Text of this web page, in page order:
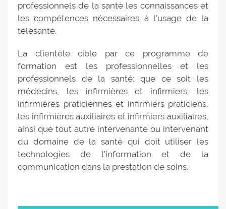
professionnels de la santé les connaissances et
les compétences nécessaires à l’usage de la
télésanté.
La clientèle cible par ce programme de
formation est les professionnelles et les
professionnels de la santé; que ce soit les
médecins, les infirmières et infirmiers, les
infirmières praticiennes et infirmiers praticiens,
les infirmières auxiliaires et infirmiers auxiliaires,
ainsi que tout autre intervenante ou intervenant
du domaine de la santé qui doit utiliser les
technologies de l’information et de la
communication dans la prestation de soins.